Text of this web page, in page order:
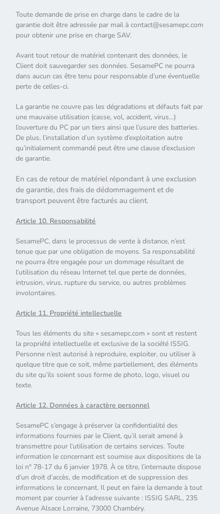
Toute demande de prise en charge dans le cadre de la
garantie doit être adressée par mail à contact@sesamepc.com
pour obtenir une prise en charge SAV.
Avant tout retour de matériel contenant des données, le
Client doit sauvegarder ses données. SesamePC ne pourra
dans aucun cas être tenu pour responsable d’une éventuelle
perte de celles-ci.
La garantie ne couvre pas les dégradations et défauts fait par
une mauvaise utilisation (casse, vol, accident, virus…)
l’ouverture du PC par un tiers ainsi que l’usure des batteries.
De plus, l’installation d’un système d’exploitation autre
qu’initialement commandé peut être une clause d’exclusion
de garantie.
En cas de retour de matériel répondant à une exclusion
de garantie, des frais de dédommagement et de
transport peuvent être facturés au client.
Article 10. Responsabilité
SesamePC, dans le processus de vente à distance, n’est
tenue que par une obligation de moyens. Sa responsabilité
ne pourra être engagée pour un dommage résultant de
l’utilisation du réseau Internet tel que perte de données,
intrusion, virus, rupture du service, ou autres problèmes
involontaires.
Article 11. Propriété intellectuelle
Tous les éléments du site « sesamepc.com » sont et restent
la propriété intellectuelle et exclusive de la société ISSIG.
Personne n’est autorisé à reproduire, exploiter, ou utiliser à
quelque titre que ce soit, même partiellement, des éléments
du site qu’ils soient sous forme de photo, logo, visuel ou
texte.
Article 12. Données à caractère personnel
SesamePC s’engage à préserver la confidentialité des
informations fournies par le Client, qu’il serait amené à
transmettre pour l’utilisation de certains services. Toute
information le concernant est soumise aux dispositions de la
loi n° 78-17 du 6 janvier 1978. À ce titre, l’internaute dispose
d’un droit d’accès, de modification et de suppression des
informations le concernant. Il peut en faire la demande à tout
moment par courrier à l’adresse suivante : ISSIG SARL, 235
Avenue Alsace Lorraine, 73000 Chambéry.